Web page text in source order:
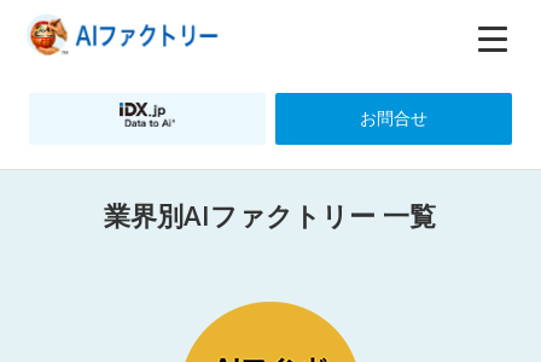
お問合せ
業界別AIファクトリー 一覧